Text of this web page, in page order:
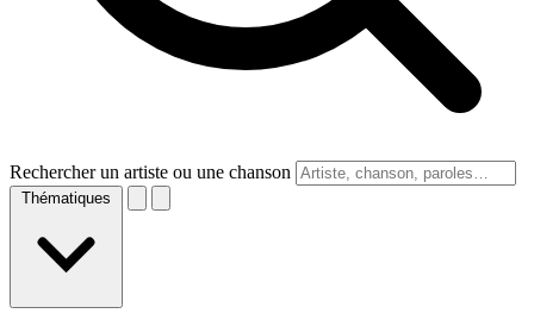
Rechercher un artiste ou une chanson
Thématiques